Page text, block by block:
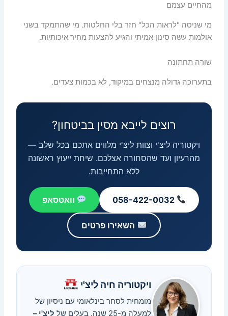
מהחיים עצמם
מי שניסה "לראות הכל" חזר בלי החלטות. מי שהתמקד בשני
אולמות עשה סינון אמיתי והגיע להצעות מחיר איכותיות.
שורה תחתונה
בתערוכה גדולה מנצחים במיקוד, לא בכמות צעדים.
רוצים לייבא מסין בביטחון?
ויקטוריה ליצ'י וצוות ליצ'י מלווים אתכם בכל שלב —
מהרעיון ועד שהסחורה אצלכם. שיחת ייעוץ ראשונה
ללא התחייבות.
וואטסאפ
השאירו פרטים
ויקטוריה חיה ליצ'י
מומחית לסחר בינלאומי עם ניסיון של
למעלה מ-25 שנה. בעלים של
ליצ'י –